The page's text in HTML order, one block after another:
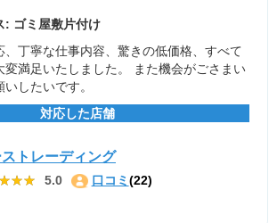
: ゴミ屋敷片付け
、丁寧な仕事内容、驚きの低価格、すべて
変満足いたしました。 また機会がごさまい
したいです。
対応した店舗
ストレーディング
5.0 口コミ (22)